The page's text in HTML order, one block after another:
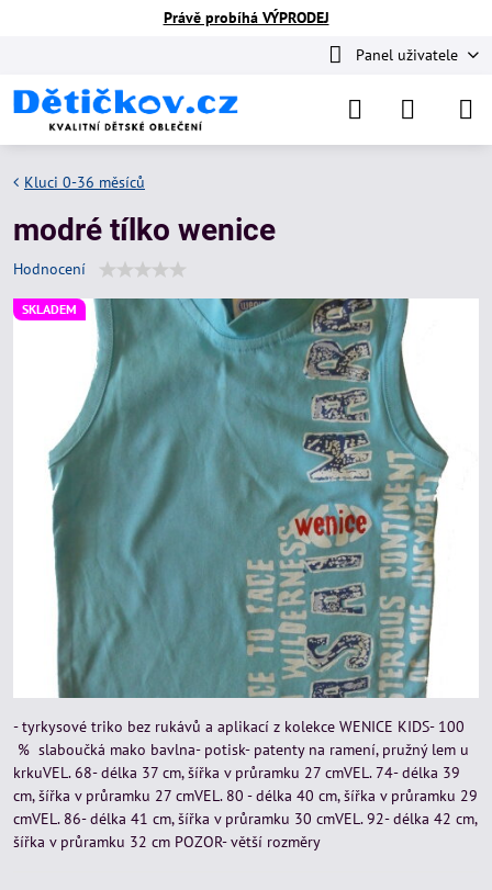
Právě probíhá VÝPRODEJ
Panel uživatele
SKLADEM
Kluci 0-36 měsíců
modré tílko wenice
Hodnocení
- tyrkysové triko bez rukávů a aplikací z kolekce WENICE KIDS- 100
% slaboučká mako bavlna- potisk- patenty na ramení, pružný lem u
krkuVEL. 68- délka 37 cm, šířka v průramku 27 cmVEL. 74- délka 39
cm, šířka v průramku 27 cmVEL. 80 - délka 40 cm, šířka v průramku 29
cmVEL. 86- délka 41 cm, šířka v průramku 30 cmVEL. 92- délka 42 cm,
šířka v průramku 32 cm POZOR- větší rozměry